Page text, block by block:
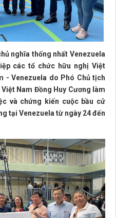
nghĩa thống nhất Venezuela
các tổ chức hữu nghị Việt
- Venezuela do Phó Chủ tịch
Nam Đồng Huy Cương làm
và chứng kiến cuộc bầu cử
tại Venezuela từ ngày 24 đến